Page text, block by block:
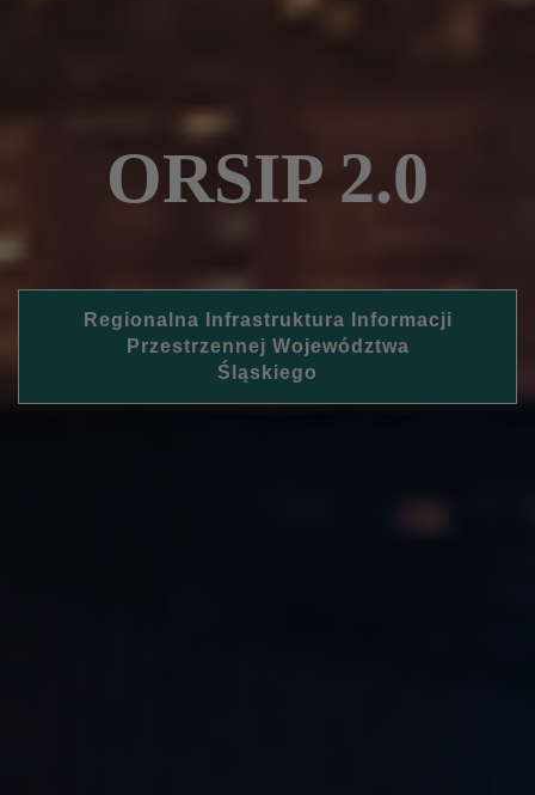
ORSIP 2.0
Regionalna Infrastruktura Informacji
Przestrzennej Województwa
Śląskiego